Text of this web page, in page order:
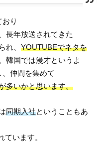
おり
長年放送されてきた
れ、YOUTUBEでネタを
韓国では漫才というよ
仲間を集めて
多いかと思います。
同期入社ということもあ
います。